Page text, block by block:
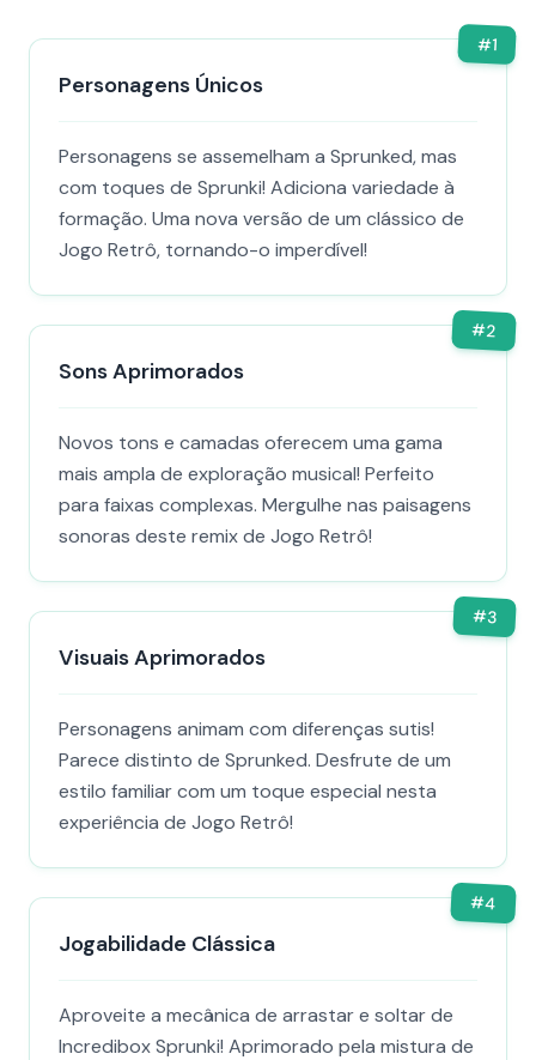
#1
Personagens Únicos
Personagens se assemelham a Sprunked, mas
com toques de Sprunki! Adiciona variedade à
formação. Uma nova versão de um clássico de
Jogo Retrô, tornando-o imperdível!
#2
Sons Aprimorados
Novos tons e camadas oferecem uma gama
mais ampla de exploração musical! Perfeito
para faixas complexas. Mergulhe nas paisagens
sonoras deste remix de Jogo Retrô!
#3
Visuais Aprimorados
Personagens animam com diferenças sutis!
Parece distinto de Sprunked. Desfrute de um
estilo familiar com um toque especial nesta
experiência de Jogo Retrô!
#4
Jogabilidade Clássica
Aproveite a mecânica de arrastar e soltar de
Incredibox Sprunki! Aprimorado pela mistura de